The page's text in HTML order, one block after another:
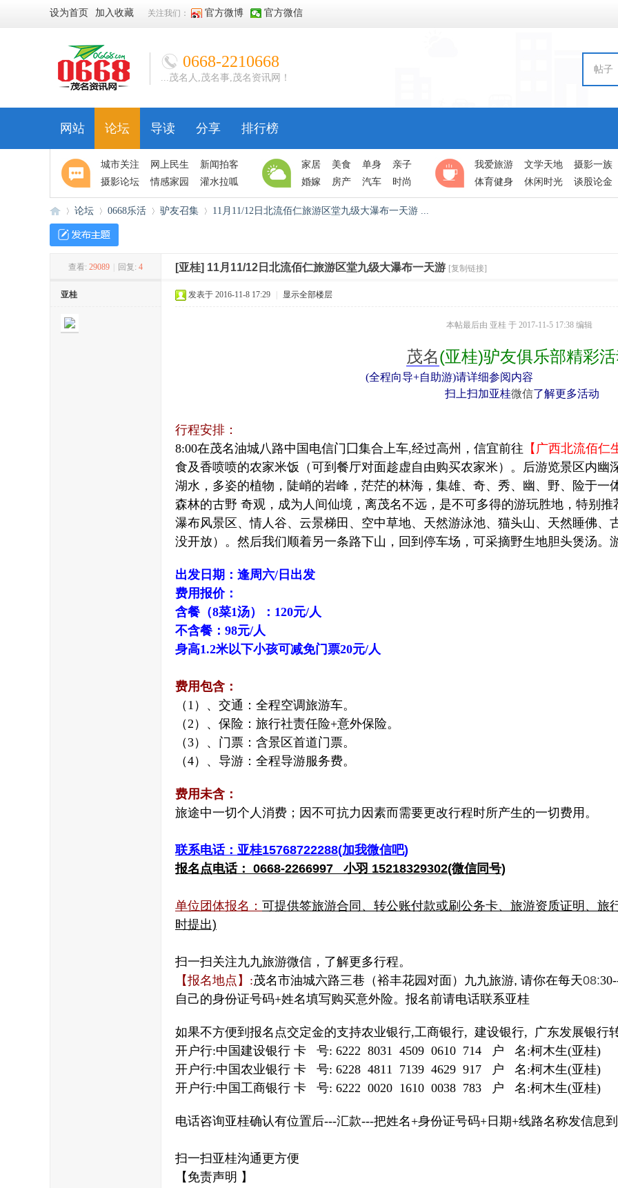
设为首页 加入收藏 关注我们： 官方微博 官方微信
0668-2210668
...茂名人,茂名事,茂名资讯网！
帖子
网站 论坛 导读 分享 排行榜
城市关注 网上民生
新闻拍客
摄影论坛
情感家园 灌水拉呱
家居 美食 单身
亲子
婚嫁
房产 汽车 时尚
我爱旅游 文学天地
摄影一族
体育健身
休闲时光 谈股论金
论坛
›
0668乐活 驴友召集
›
11月11/12日北流佰仁旅游区堂九级大瀑布一天游 ...
查看: 29089 回复: 4 [亚桂] 11月11/12日北流佰仁旅游区堂九级大瀑布一天游 [复制链接]
亚桂 发表于 2016-11-8 17:29 显示全部楼层
本帖最后由 亚桂 于 2017-11-5 17:38 编辑
茂名(亚桂)驴友俱乐部精彩
(全程向导+自助游)请详细参阅内容
扫上扫加亚桂微信了解更多活动
行程安排：
8:00在茂名油城八路中国电信门囗集合上车,经过高州，信宜前往 【广西北流佰仁
食及香喷喷的农家米饭（可到餐厅对面趁虚自由购买农家米）。后游览景区内幽
湖水，多姿的植物，陡峭的岩峰，茫茫的林海，集雄、奇、秀、幽、野、险于一
森林的古野 奇观，成为人间仙境，离茂名不远，是不可多得的游玩胜地，特别
瀑布风景区、情人谷、云景梯田、空中草地、天然游泳池、猫头山、天然睡佛、
没开放）。然后我们顺着另一条路下山，回到停车场，可采摘野生地胆头煲汤。
出发日期： 逢周六/日出发
费用报价：
含餐（8菜1汤）： 120元/人
不含餐：98元/人
身高1.2米以下小孩可减免门票20元/人
费用包含：
（1）、交通：全程空调旅游车。
（2）、保险：旅行社责任险+意外保险。
（3）、门票：含景区首道门票。
（4）、导游：全程导游服务费。
费用未含：
旅途中一切个人消费；因不可抗力因素而需要更改行程时所产生的一切费用。
联系电话：亚桂15768722288(加我微信吧)
报名点电话： 0668-2266997 小羽 15218329302(微信同号)
单位团体报名： 可提供签旅游合同、转公账付款或刷公务卡、旅游资质证明、
时提出)
扫一扫关注九九旅游微信，了解更多行程。
【报名地点】 :茂名市油城六路三巷 （裕丰花园对面） 九九旅游, 请你在每天08:
自己的身份证号码+姓名填写购买意外险。报名前请电话联系亚桂
如果不方便到报名点交定金的支持农业银行,工商银行, 建设银行, 广东发展银行
开户行:中国建设银行 卡 号: 6222 8031 4509 0610 714 户 名 :柯木生(亚桂)
开户行:中国农业银行 卡 号: 6228 4811 7139 4629 917 户 名 :柯木生(亚桂)
开户行:中国工商银行 卡 号: 6222 0020 1610 0038 783 户 名 :柯木生(亚桂)
电话咨询亚桂确认有位置后---汇款---把姓名+身份证号码+ 日期+线路名称发信息
扫一扫亚桂沟通更方便
【免责声明 】